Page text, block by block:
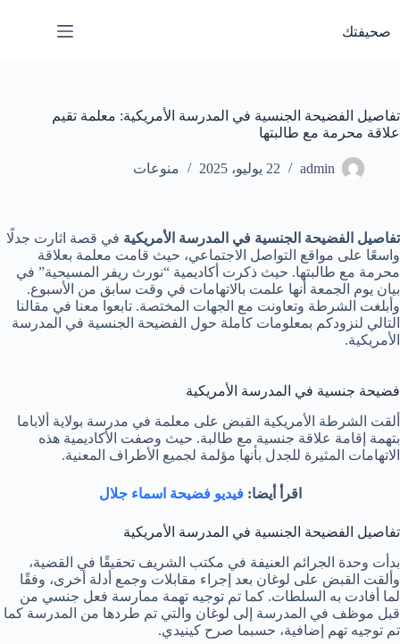
المحتوى
صحيفتك
تفاصيل الفضيحة الجنسية في المدرسة الأمريكية: معلمة تقيم
علاقة محرمة مع طالبتها
admin 22 يوليو، 2025 منوعات
تفاصيل الفضيحة الجنسية في المدرسة الأمريكية في قصة اثارت جدلًا
واسعًا على مواقع التواصل الاجتماعي، حيث قامت معلمة بعلاقة
محرمة مع طالبتها. حيث ذكرت أكاديمية “نورث ريفر المسيحية” في
بيان يوم الجمعة أنها علمت بالاتهامات في وقت سابق من الأسبوع.
وأبلغت الشرطة وتعاونت مع الجهات المختصة. تابعوا معنا في مقالنا
التالي لنزودكم بمعلومات كاملة حول الفضيحة الجنسية في المدرسة
الأمريكية.
فضيحة جنسية في المدرسة الأمريكية
ألقت الشرطة الأمريكية القبض على معلمة في مدرسة بولاية ألاباما
بتهمة إقامة علاقة جنسية مع طالبة. حيث وصفت الأكاديمية هذه
الاتهامات المثيرة للجدل بأنها مؤلمة لجميع الأطراف المعنية.
اقرأ أيضا:فيديو فضيحة اسماء جلال
تفاصيل الفضيحة الجنسية في المدرسة الأمريكية
بدأت وحدة الجرائم العنيفة في مكتب الشريف تحقيقًا في القضية،
وألقت القبض على لوغان بعد إجراء مقابلات وجمع أدلة أخرى، وفقًا
لما أفادت به السلطات. كما تم توجيه تهمة ممارسة فعل جنسي من
قبل موظف في المدرسة إلى لوغان والتي تم طردها من المدرسة كما
تم توجيه تهم إضافية، حسبما صرح كينيدي.